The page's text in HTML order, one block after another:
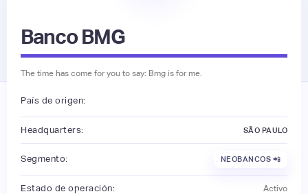
Banco BMG
The time has come for you to say: Bmg is for me.
País de origen:
Headquarters: SÃO PAULO
Segmento: NEOBANCOS 📲
Estado de operación: Activo